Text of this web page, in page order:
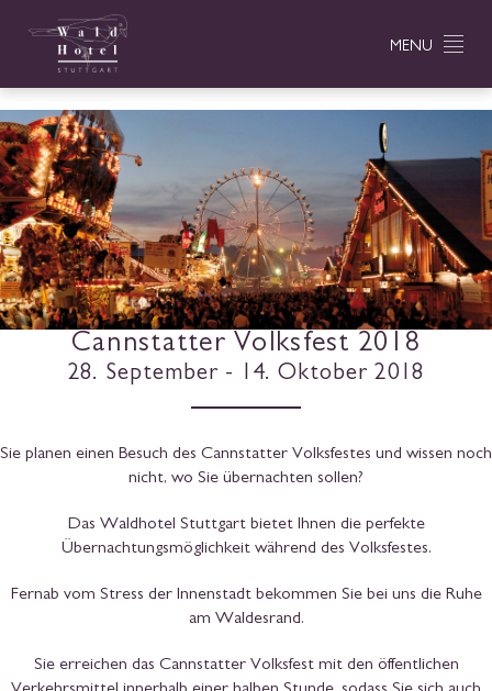
MENU
Cannstatter Volksfest 2018
28. September - 14. Oktober 2018
Sie planen einen Besuch des Cannstatter Volksfestes und wissen noch
nicht, wo Sie übernachten sollen?
Das Waldhotel Stuttgart bietet Ihnen die perfekte
Übernachtungsmöglichkeit während des Volksfestes.
Fernab vom Stress der Innenstadt bekommen Sie bei uns die Ruhe
am Waldesrand.
Sie erreichen das Cannstatter Volksfest mit den öffentlichen